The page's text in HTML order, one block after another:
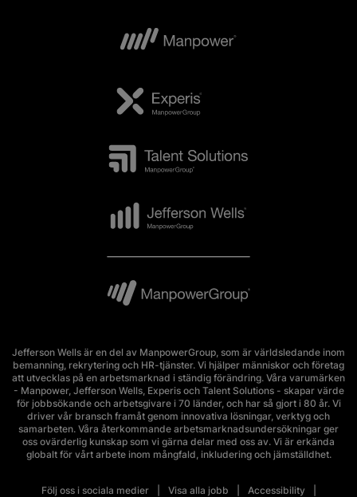
Jefferson Wells är en del av ManpowerGroup, som är världsledande inom
bemanning, rekrytering och HR-tjänster. Vi hjälper människor och företag
att utvecklas på en arbetsmarknad i ständig förändring. Våra varumärken
- Manpower, Jefferson Wells, Experis och Talent Solutions - skapar värde
för jobbsökande och arbetsgivare i 70 länder, och har så gjort i 80 år. Vi
driver vår bransch framåt genom innovativa lösningar, verktyg och
samarbeten. Våra återkommande arbetsmarknadsundersökningar ger
oss ovärderlig kunskap som vi gärna delar med oss av. Vi är erkända
globalt för vårt arbete inom mångfald, inkludering och jämställdhet.
Följ oss i sociala medier Visa alla jobb Accessibility